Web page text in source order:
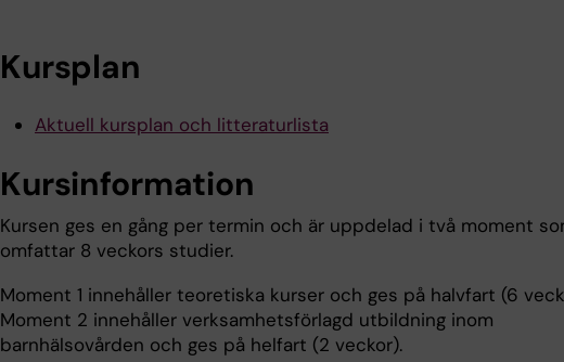
Kursplan
Aktuell kursplan och litteraturlista
Kursinformation
Kursen ges en gång per termin och är uppdelad i två moment
omfattar 8 veckors studier.
Moment 1 innehåller teoretiska kurser och ges på halvfart (6
Moment 2 innehåller verksamhetsförlagd utbildning inom
barnhälsovården och ges på helfart (2 veckor).